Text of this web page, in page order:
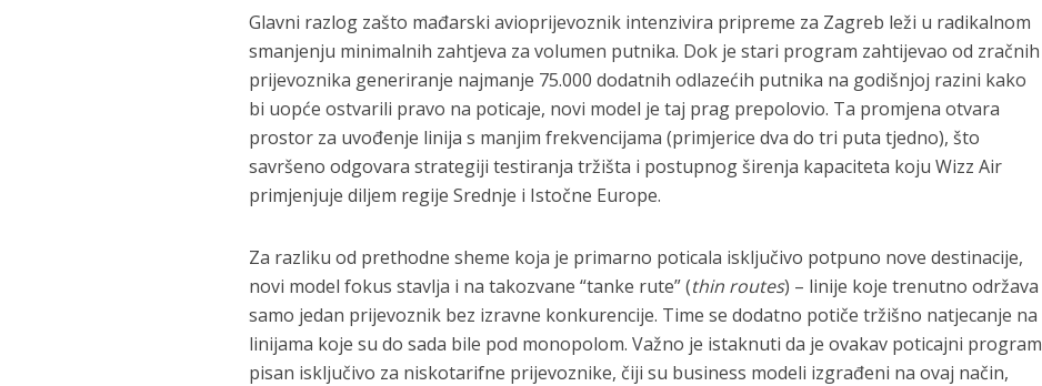
Glavni razlog zašto mađarski avioprijevoznik intenzivira pripreme za Zagreb leži u radikalnom
smanjenju minimalnih zahtjeva za volumen putnika. Dok je stari program zahtijevao od zračnih
prijevoznika generiranje najmanje 75.000 dodatnih odlazećih putnika na godišnjoj razini kako
bi uopće ostvarili pravo na poticaje, novi model je taj prag prepolovio. Ta promjena otvara
prostor za uvođenje linija s manjim frekvencijama (primjerice dva do tri puta tjedno), što
savršeno odgovara strategiji testiranja tržišta i postupnog širenja kapaciteta koju Wizz Air
primjenjuje diljem regije Srednje i Istočne Europe.
Za razliku od prethodne sheme koja je primarno poticala isključivo potpuno nove destinacije,
novi model fokus stavlja i na takozvane “tanke rute” (thin routes) – linije koje trenutno održava
samo jedan prijevoznik bez izravne konkurencije. Time se dodatno potiče tržišno natjecanje na
linijama koje su do sada bile pod monopolom. Važno je istaknuti da je ovakav poticajni program
pisan isključivo za niskotarifne prijevoznike, čiji su business modeli izgrađeni na ovaj način,